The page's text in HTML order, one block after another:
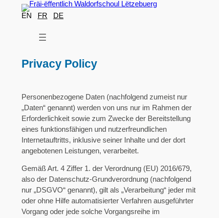
EN FR DE
Privacy Policy
Personenbezogene Daten (nachfolgend zumeist nur
„Daten“ genannt) werden von uns nur im Rahmen der
Erforderlichkeit sowie zum Zwecke der Bereitstellung
eines funktionsfähigen und nutzerfreundlichen
Internetauftritts, inklusive seiner Inhalte und der dort
angebotenen Leistungen, verarbeitet.
Gemäß Art. 4 Ziffer 1. der Verordnung (EU) 2016/679,
also der Datenschutz-Grundverordnung (nachfolgend
nur „DSGVO“ genannt), gilt als „Verarbeitung“ jeder mit
oder ohne Hilfe automatisierter Verfahren ausgeführter
Vorgang oder jede solche Vorgangsreihe im